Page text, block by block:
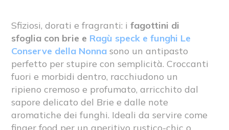
Sfiziosi, dorati e fragranti: i fagottini di
sfoglia con brie e Ragù speck e funghi Le
Conserve della Nonnasono un antipasto
perfetto per stupire con semplicità. Croccanti
fuori e morbidi dentro, racchiudono un
ripieno cremoso e profumato, arricchito dal
sapore delicato del Brie e dalle note
aromatiche dei funghi. Ideali da servire come